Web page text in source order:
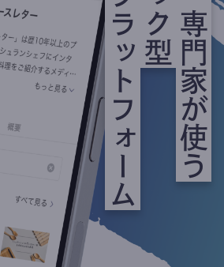
プロ・専門家が使う
執筆プラットフォーム